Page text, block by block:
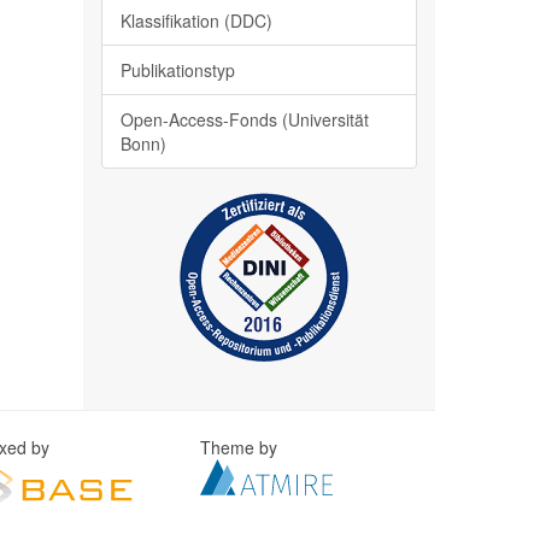
Klassifikation (DDC)
Publikationstyp
Open-Access-Fonds (Universität
Bonn)
by Theme by